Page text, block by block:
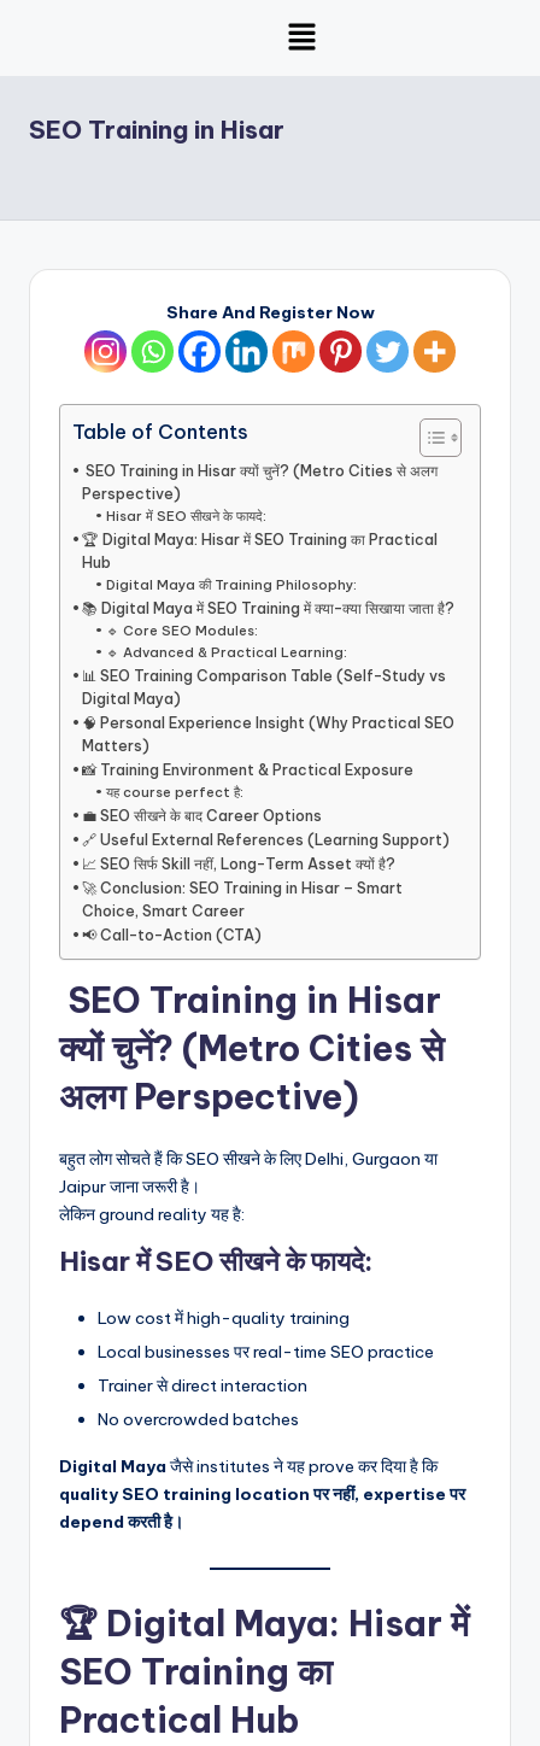
SEO Training in Hisar
Share And Register Now
Table of Contents
SEO Training in Hisar क्यों चुनें? (Metro Cities से अलग
Perspective)
Hisar में SEO सीखने के फायदे:
🏆 Digital Maya: Hisar में SEO Training का Practical
Hub
Digital Maya की Training Philosophy:
📚 Digital Maya में SEO Training में क्या-क्या सिखाया जाता है?
🔹 Core SEO Modules:
🔹 Advanced & Practical Learning:
📊 SEO Training Comparison Table (Self-Study vs
Digital Maya)
🧠 Personal Experience Insight (Why Practical SEO
Matters)
📸 Training Environment & Practical Exposure
यह course perfect है:
💼 SEO सीखने के बाद Career Options
🔗 Useful External References (Learning Support)
📈 SEO सिर्फ Skill नहीं, Long-Term Asset क्यों है?
🚀 Conclusion: SEO Training in Hisar – Smart
Choice, Smart Career
📢 Call-to-Action (CTA)
SEO Training in Hisar
क्यों चुनें? (Metro Cities से
अलग Perspective)
बहुत लोग सोचते हैं कि SEO सीखने के लिए Delhi, Gurgaon या
Jaipur जाना जरूरी है।
लेकिन ground reality यह है:
Hisar में SEO सीखने के फायदे:
Low cost में high-quality training
Local businesses पर real-time SEO practice
Trainer से direct interaction
No overcrowded batches
Digital Maya जैसे institutes ने यह prove कर दिया है कि
quality SEO training location पर नहीं, expertise पर
depend करती है।
🏆 Digital Maya: Hisar में
SEO Training का
Practical Hub